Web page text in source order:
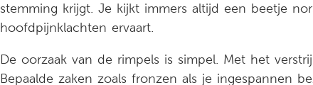
stemming krijgt. Je kijkt immers altijd een beetje
hoofdpijnklachten ervaart.
De oorzaak van de rimpels is simpel. Met het
Bepaalde zaken zoals fronzen als je ingespannen